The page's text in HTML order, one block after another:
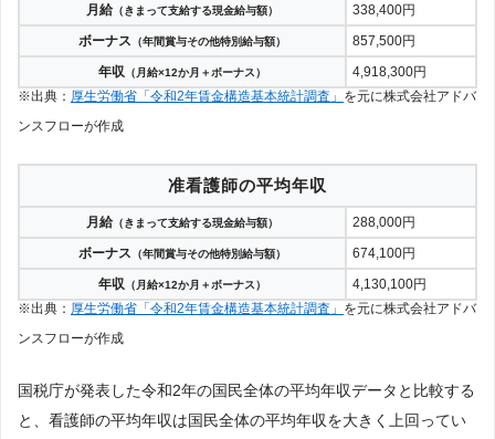
月給（きまって支給する現金給与額）
338,400円
ボーナス （年間賞与その他特別給与額）
857,500円
年収 （月給×12か月＋ボーナス） 4,918,300円
※出典： 厚生労働省「令和2年賃金構造基本統計調査」 を元に株式会社アドバ
ンスフローが作成
准看護師の平均年収
月給（きまって支給する現金給与額）
288,000円
ボーナス （年間賞与その他特別給与額）
674,100円
年収 （月給×12か月＋ボーナス） 4,130,100円
※出典： 厚生労働省「令和2年賃金構造基本統計調査」 を元に株式会社アドバ
ンスフローが作成
国税庁が発表した令和2年の国民全体の平均年収データと比較する
と、看護師の平均年収は国民全体の平均年収を大きく上回ってい